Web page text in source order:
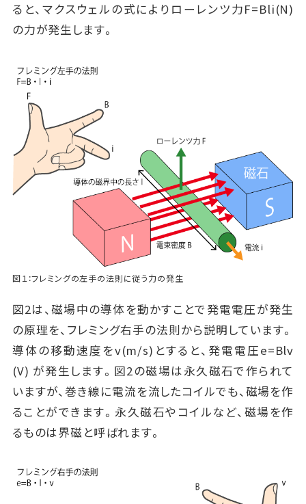
ると、マクスウェルの式によりローレンツ力F=Bli(N)
の力が発生します。
図１：フレミングの左手の法則に従う力の発生
図2は、磁場中の導体を動かすことで発電電圧が発生
の原理を、フレミング右手の法則から説明しています。
導体の移動速度をv(m/s)とすると、発電電圧e=Blv
(V) が発生します。図2の磁場は永久磁石で作られて
いますが、巻き線に電流を流したコイルでも、磁場を作
ることができます。永久磁石やコイルなど、磁場を作
るものは界磁と呼ばれます。